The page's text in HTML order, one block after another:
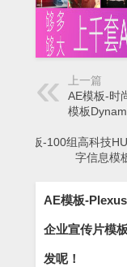
上一篇
AE模板-时
模板
AE模板-100组高科技
字信息模
AE模板-
企业宣传片模
发呢！